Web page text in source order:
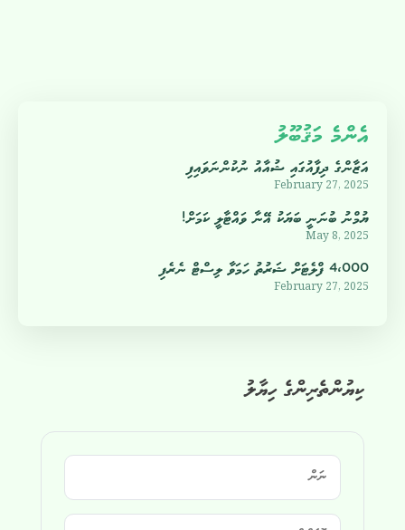
ކިޔުންތެރިންގެ ހިޔާލު
އެންމެ މަޤުބޫލު
އަޒާންގެ ދިފާއުގައި ޝުއާއު ނުކުންނަވައިފި
February 27, 2025
ޔުމްނު ބުނަނީ ބަޔަކު އޭނާ ވައްޓާލީ ކަމަށް!
May 8, 2025
4،000 ފްލެޓަށް ޝަރުތު ހަމަވާ ލިސްޓް ނެރެފި
February 27, 2025